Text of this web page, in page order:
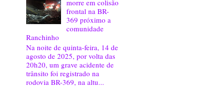
morre em colisão
frontal na BR-
369 próximo a
comunidade
Ranchinho
Na noite de quinta-feira, 14 de
agosto de 2025, por volta das
20h20, um grave acidente de
trânsito foi registrado na
rodovia BR-369, na altu...